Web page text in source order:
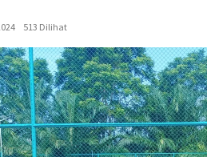
513 Dilihat